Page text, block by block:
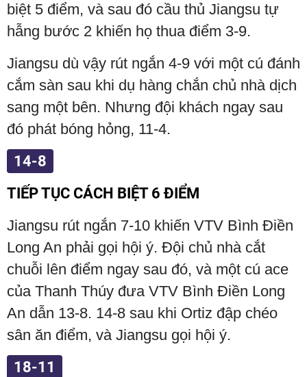
biệt 5 điểm, và sau đó cầu thủ Jiangsu tự
hẫng bước 2 khiến họ thua điểm 3-9.
Jiangsu dù vậy rút ngắn 4-9 với một cú đánh
cắm sàn sau khi dụ hàng chắn chủ nhà dịch
sang một bên. Nhưng đội khách ngay sau
đó phát bóng hỏng, 11-4.
14-8
TIẾP TỤC CÁCH BIỆT 6 ĐIỂM
Jiangsu rút ngắn 7-10 khiến VTV Bình Điền
Long An phải gọi hội ý. Đội chủ nhà cắt
chuỗi lên điểm ngay sau đó, và một cú ace
của Thanh Thúy đưa VTV Bình Điền Long
An dẫn 13-8. 14-8 sau khi Ortiz đập chéo
sân ăn điểm, và Jiangsu gọi hội ý.
18-11